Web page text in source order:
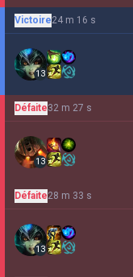
Victoire24 m 16 s
13
Défaite32 m 27 s
13
Défaite28 m 33 s
13